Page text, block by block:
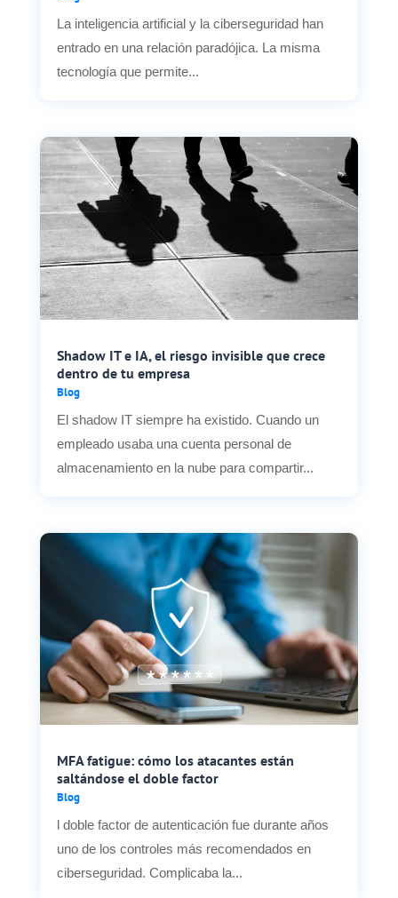
La inteligencia artificial y la ciberseguridad han
entrado en una relación paradójica. La misma
tecnología que permite...
Shadow IT e IA, el riesgo invisible que crece
dentro de tu empresa
Blog
El shadow IT siempre ha existido. Cuando un
empleado usaba una cuenta personal de
almacenamiento en la nube para compartir...
MFA fatigue: cómo los atacantes están
saltándose el doble factor
Blog
l doble factor de autenticación fue durante años
uno de los controles más recomendados en
ciberseguridad. Complicaba la...